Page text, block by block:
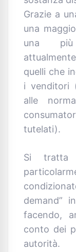
Grazie a
una
una più
quelli che
i venditori
alle
tutelati).
Si
demand”
facendo,
conto dei
autorità.